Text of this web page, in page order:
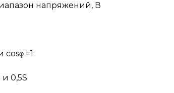
напряжений, В
cosφ =1:
и 0,5S